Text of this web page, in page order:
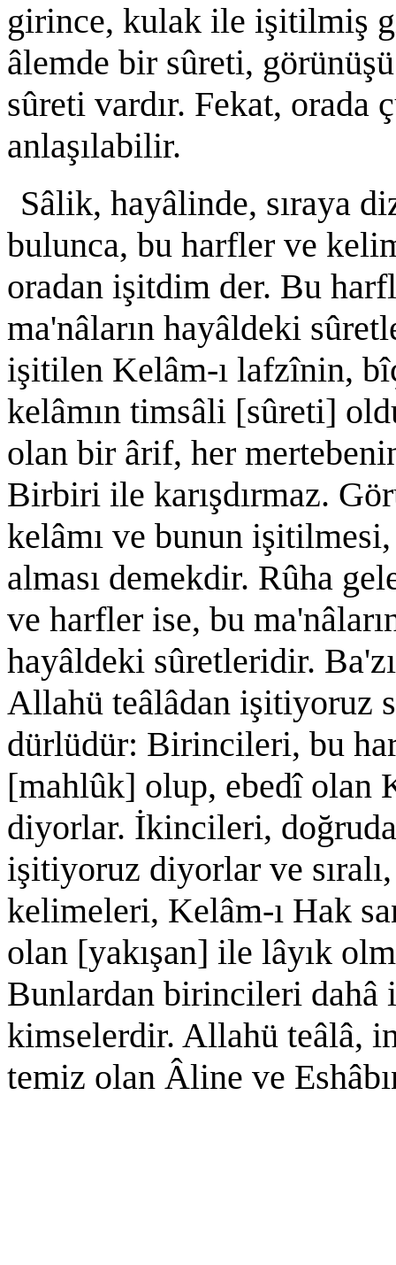
girince, kulak ile işitilmiş
âlemde bir sûreti,
sûreti vardır. Fekat, orada
anlaşılabilir.
Sâlik, hayâlinde, sıraya
bulunca, bu harfler ve
oradan işitdim der. Bu
ma'nâların hayâldeki
işitilen Kelâm-ı lafzînin,
kelâmın timsâli [sûreti]
olan bir ârif, her
Birbiri ile karışdırmaz.
kelâmı ve bunun
alması demekdir. Rûha
ve harfler ise, bu
hayâldeki sûretleridir.
Allahü teâlâdan işitiyoruz
dürlüdür: Birincileri, bu
[mahlûk] olup, ebedî olan
diyorlar. İkincileri,
işitiyoruz diyorlar ve
kelimeleri, Kelâm-ı Hak
olan [yakışan] ile lâyık
Bunlardan birincileri
kimselerdir. Allahü teâlâ,
temiz olan Âline ve